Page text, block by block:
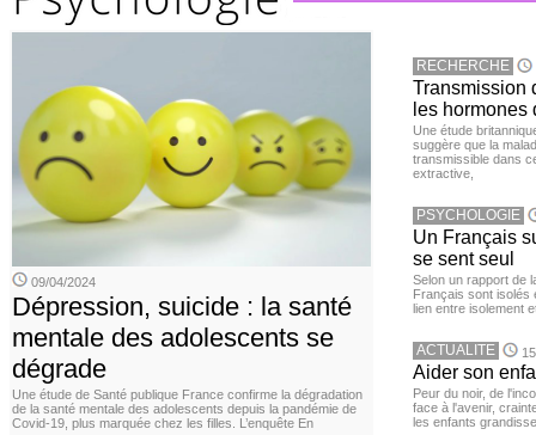
09/04/2024
Dépression, suicide : la santé
mentale des adolescents se
dégrade
Une étude de Santé publique France confirme la dégradation
de la santé mentale des adolescents depuis la pandémie de
Covid-19, plus marquée chez les filles. L’enquête En
RECHERCHE
Transmission
les hormones
Une étude
suggère que la
transmissible dans
extractive,
PSYCHOLOGIE
Un Français
se sent seul
Selon un rapport de
Français sont isolés
lien entre isolement
ACTUALITE
Aider son
Peur du noir, de
face à l'avenir,
les enfants